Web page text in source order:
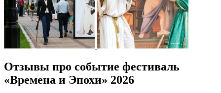
Отзывы про событие фестиваль
«Времена и Эпохи» 2026